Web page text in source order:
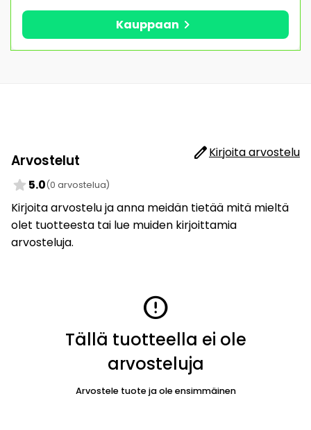
Kauppaan chevron_right
Arvostelut editKirjoita arvostelu
star 5.0(0 arvostelua)
Kirjoita arvostelu ja anna meidän tietää mitä mieltä
olet tuotteesta tai lue muiden kirjoittamia
arvosteluja.
error
Tällä tuotteella ei ole
arvosteluja
Arvostele tuote ja ole ensimmäinen